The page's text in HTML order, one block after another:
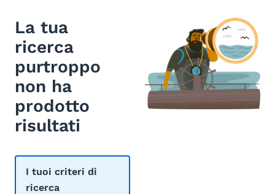
La tua
ricerca
purtroppo
non ha
prodotto
risultati
I tuoi criteri di
ricerca